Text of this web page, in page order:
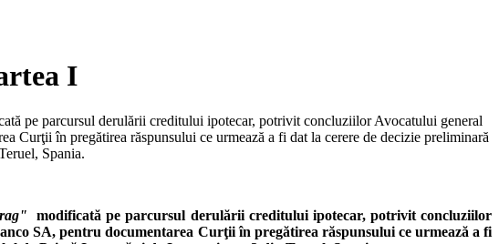
I
pe parcursul derulării creditului ipotecar, potrivit concluziilor Avocatului general
Curţii în pregătirea răspunsului ce urmează a fi dat la cerere de decizie preliminară
Spania.
modificată pe parcursul derulării creditului ipotecar, potrivit concluziilor
SA, pentru documentarea Curţii în pregătirea răspunsului ce urmează a fi